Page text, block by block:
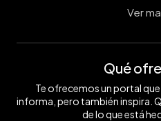
Ver
Qué
Te ofrecemos un portal
informa, pero también inspira.
de lo que está